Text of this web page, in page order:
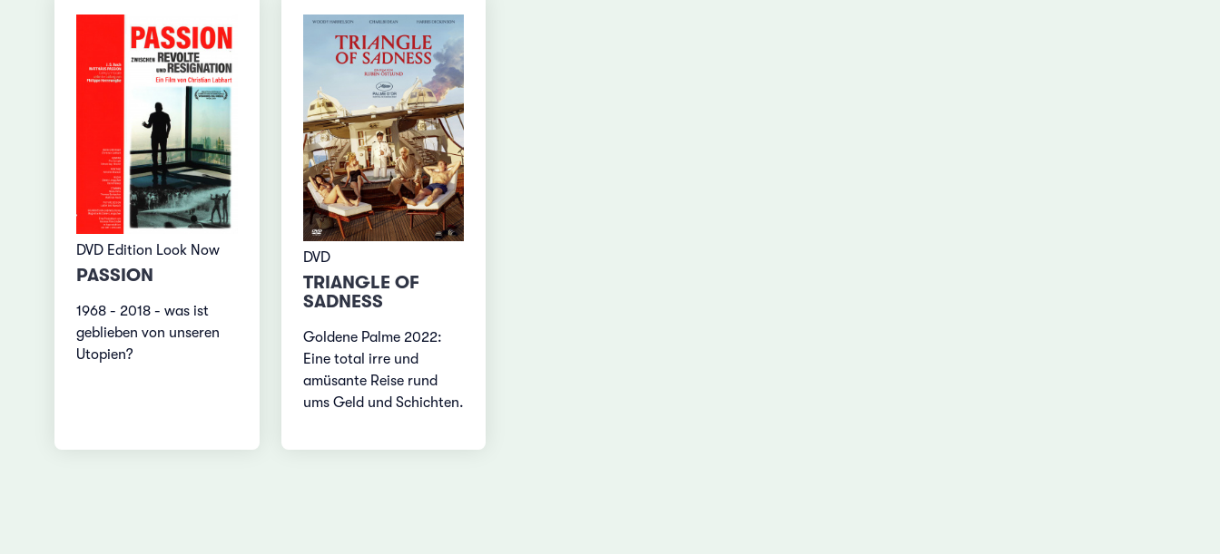
DVD Edition Look Now
PASSION
1968 - 2018 - was ist
geblieben von unseren
Utopien?
DVD
TRIANGLE OF
SADNESS
Goldene Palme 2022:
Eine total irre und
amüsante Reise rund
ums Geld und Schichten.